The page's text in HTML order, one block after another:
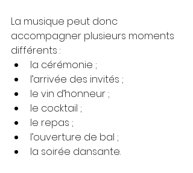
La musique peut donc
accompagner plusieurs moments
différents :
la cérémonie ;
l’arrivée des invités ;
le vin d’honneur ;
le cocktail ;
le repas ;
l’ouverture de bal ;
la soirée dansante.